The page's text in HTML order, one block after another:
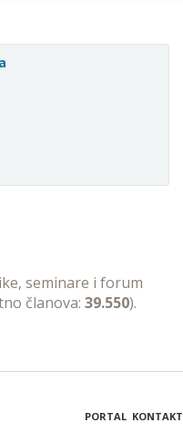
seminare i forum
članova: 39.550).
PORTAL KONTAKT